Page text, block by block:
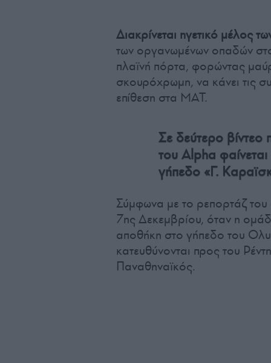
Διακρίνεται ηγετικό μέλος
των οργανωμένων οπαδών
πλαϊνή πόρτα, φορώντας
σκουρόχρωμη, να κάνει τις
επίθεση στα ΜΑΤ.
Σε δεύτερο βίντεο
του Alpha
γήπεδο «Γ.
Σύμφωνα με το ρεπορτάζ
7ης Δεκεμβρίου, όταν η
αποθήκη στο γήπεδο του
κατευθύνονται προς του
Παναθηναϊκός.